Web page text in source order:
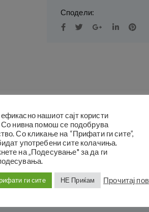
Сподели:
нашиот сајт користи
нивна помош се подобрува
Со кликање на “Прифати ги сите”,
употребени сите колачиња.
на „Подесување" за да ги
ги сите НЕ Приќам Прочитај